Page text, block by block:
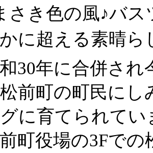
さき色の風♪バ
に超える素晴ら
30年に合併さ
前町の町民に
に育てられてい
町役場の3Fでの